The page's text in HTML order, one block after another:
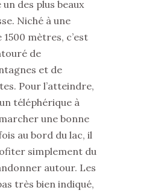
des plus beaux
Niché à une
mètres, c’est
de
et de
Pour l’atteindre,
téléphérique à
une bonne
au bord du lac, il
simplement du
autour. Les
très bien indiqué,